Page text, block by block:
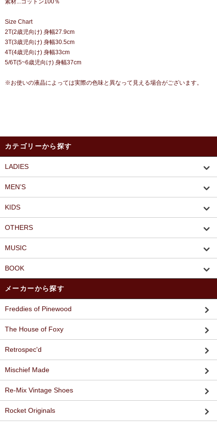
素材...コットン100％
Size Chart
2T(2歳児向け) 身幅27.9cm
3T(3歳児向け) 身幅30.5cm
4T(4歳児向け) 身幅33cm
5/6T(5~6歳児向け) 身幅37cm
※お使いの液晶によっては実際の色味と異なって見える場合がございます。
カテゴリーから探す
LADIES
MEN’S
KIDS
OTHERS
MUSIC
BOOK
メーカーから探す
Freddies of Pinewood
The House of Foxy
Retrospec'd
Mischief Made
Re-Mix Vintage Shoes
Rocket Originals